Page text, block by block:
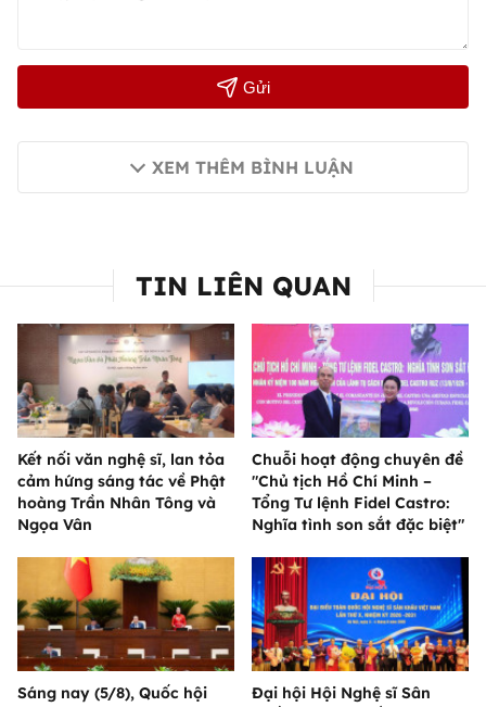
Gửi
XEM THÊM BÌNH LUẬN
TIN LIÊN QUAN
Kết nối văn nghệ sĩ, lan tỏa
cảm hứng sáng tác về Phật
hoàng Trần Nhân Tông và
Ngọa Vân
Chuỗi hoạt động chuyên đề
"Chủ tịch Hồ Chí Minh –
Tổng Tư lệnh Fidel Castro:
Nghĩa tình son sắt đặc biệt"
Sáng nay (5/8), Quốc hội
Đại hội Hội Nghệ sĩ Sân